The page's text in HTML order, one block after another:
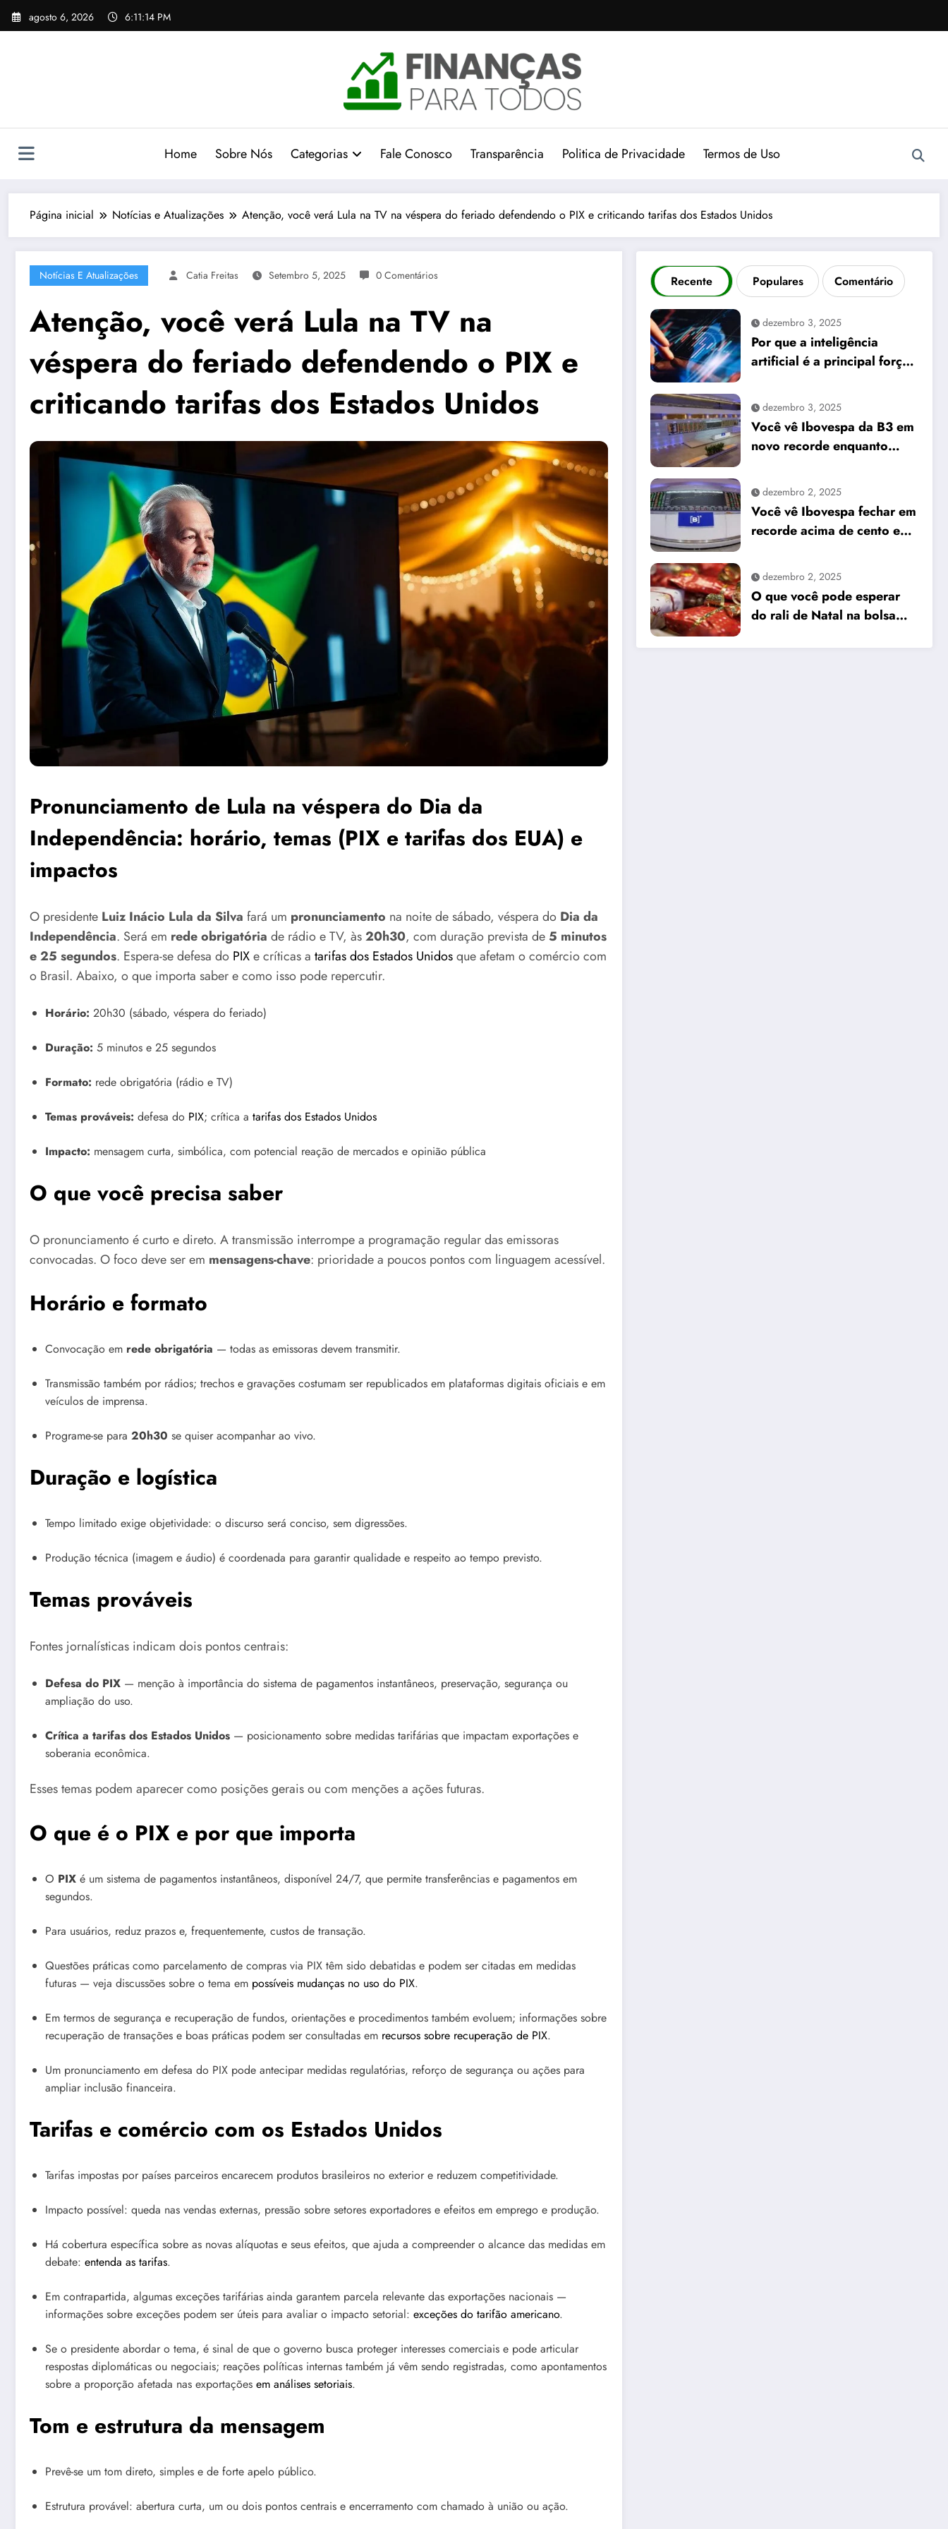
Pular
para
agosto 6, 2026 6:11:15 PM
Home Sobre Nós Categorias Fale Conosco Transparência Politica de Privacidade Termos de Uso
Página inicial Notícias e Atualizações Atenção, você verá Lula na TV na véspera do feriado defendendo o PIX e criticando tarifas dos Estados Unidos
Notícias E Atualizações Catia Freitas Setembro 5, 2025 0 Comentários
Atenção, você verá Lula na TV na
véspera do feriado defendendo o PIX e
criticando tarifas dos Estados Unidos
Pronunciamento de Lula na véspera do Dia da
Independência: horário, temas (PIX e tarifas dos EUA) e
impactos
O presidente Luiz Inácio Lula da Silva fará um pronunciamento na noite de sábado, véspera do Dia da
Independência. Será em rede obrigatória de rádio e TV, às20h30, com duração prevista de 5 minutos
e 25 segundos. Espera-se defesa do PIXe críticas a tarifas dos Estados Unidosque afetam o comércio com
o Brasil. Abaixo, o que importa saber e como isso pode repercutir.
Horário: 20h30 (sábado, véspera do feriado)
Duração: 5 minutos e 25 segundos
Formato: rede obrigatória (rádio e TV)
Temas prováveis: defesa do PIX; crítica a tarifas dos Estados Unidos
Impacto: mensagem curta, simbólica, com potencial reação de mercados e opinião pública
O que você precisa saber
O pronunciamento é curto e direto. A transmissão interrompe a programação regular das emissoras
convocadas. O foco deve ser em mensagens-chave: prioridade a poucos pontos com linguagem acessível.
Horário e formato
Convocação em rede obrigatória — todas as emissoras devem transmitir.
Transmissão também por rádios; trechos e gravações costumam ser republicados em plataformas digitais oficiais e em
veículos de imprensa.
Programe-se para 20h30 se quiser acompanhar ao vivo.
Duração e logística
Tempo limitado exige objetividade: o discurso será conciso, sem digressões.
Produção técnica (imagem e áudio) é coordenada para garantir qualidade e respeito ao tempo previsto.
Temas prováveis
Fontes jornalísticas indicam dois pontos centrais:
Defesa do PIX — menção à importância do sistema de pagamentos instantâneos, preservação, segurança ou
ampliação do uso.
Crítica a tarifas dos Estados Unidos — posicionamento sobre medidas tarifárias que impactam exportações e
soberania econômica.
Esses temas podem aparecer como posições gerais ou com menções a ações futuras.
O que é o PIX e por que importa
O PIX é um sistema de pagamentos instantâneos, disponível 24/7, que permite transferências e pagamentos em
segundos.
Para usuários, reduz prazos e, frequentemente, custos de transação.
Questões práticas como parcelamento de compras via PIX têm sido debatidas e podem ser citadas em medidas
futuras — veja discussões sobre o tema em possíveis mudanças no uso do PIX.
Em termos de segurança e recuperação de fundos, orientações e procedimentos também evoluem; informações sobre
recuperação de transações e boas práticas podem ser consultadas em recursos sobre recuperação de PIX.
Um pronunciamento em defesa do PIX pode antecipar medidas regulatórias, reforço de segurança ou ações para
ampliar inclusão financeira.
Tarifas e comércio com os Estados Unidos
Tarifas impostas por países parceiros encarecem produtos brasileiros no exterior e reduzem competitividade.
Impacto possível: queda nas vendas externas, pressão sobre setores exportadores e efeitos em emprego e produção.
Há cobertura específica sobre as novas alíquotas e seus efeitos, que ajuda a compreender o alcance das medidas em
debate: entenda as tarifas.
Em contrapartida, algumas exceções tarifárias ainda garantem parcela relevante das exportações nacionais —
informações sobre exceções podem ser úteis para avaliar o impacto setorial: exceções do tarifão americano.
Se o presidente abordar o tema, é sinal de que o governo busca proteger interesses comerciais e pode articular
respostas diplomáticas ou negociais; reações políticas internas também já vêm sendo registradas, como apontamentos
sobre a proporção afetada nas exportações em análises setoriais.
Tom e estrutura da mensagem
Prevê-se um tom direto, simples e de forte apelo público.
Estrutura provável: abertura curta, um ou dois pontos centrais e encerramento com chamado à união ou ação.
Recente Populares Comentário
dezembro 3, 2025
Por que a inteligência
artificial é a principal força
significa para seus
investimentos
dezembro 3, 2025
Você vê Ibovespa da B3 em
novo recorde enquanto
dezembro 2, 2025
Você vê Ibovespa fechar em
recorde acima de cento e
enquanto dólar recua para
cinco reais e trinta e três
centavos
dezembro 2, 2025
O que você pode esperar
do rali de Natal na bolsa